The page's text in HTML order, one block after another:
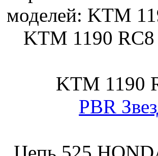
моделей: KTM
KTM 1190
KTM 1190
PBR